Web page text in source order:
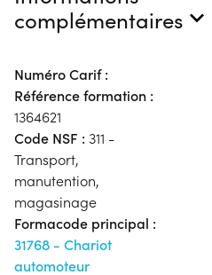
complémentaires
Numéro Carif :
Référence formation :
1364621
Code NSF : 311 -
Transport,
manutention,
magasinage
Formacode principal :
31768 - Chariot
automoteur